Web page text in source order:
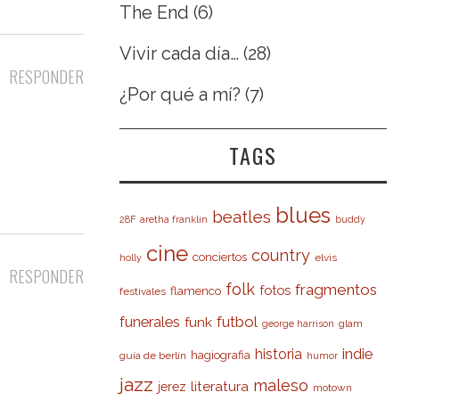
RESPONDER
RESPONDER
The End (6)
Vivir cada día… (28)
¿Por qué a mí? (7)
TAGS
28F aretha franklin beatles blues buddy
holly cine conciertos country elvis
festivales flamenco folk fotos fragmentos
funerales funk futbol george harrison glam
guía de berlín hagiografia historia humor indie
jazz jerez literatura maleso motown